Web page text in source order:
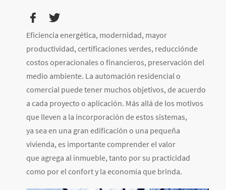
Eficiencia energética, modernidad, mayor
productividad, certificaciones verdes, reducciónde
costos operacionales o financieros, preservación del
medio ambiente. La automación residencial o
comercial puede tener muchos objetivos, de acuerdo
a cada proyecto o aplicación. Más allá de los motivos
que lleven a la incorporación de estos sistemas,
ya sea en una gran edificación o una pequeña
vivienda, es importante comprender el valor
que agrega al inmueble, tanto por su practicidad
como por el confort y la economía que brinda.